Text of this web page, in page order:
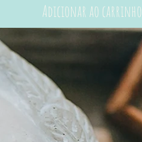
Adicionar ao carrinho